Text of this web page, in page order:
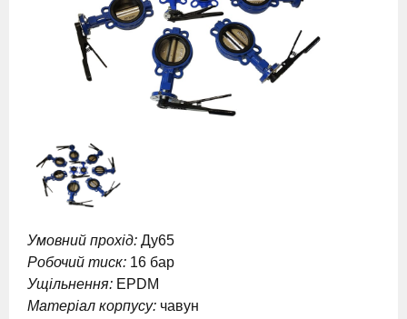
Умовний прохід: Ду65
Робочий тиск: 16 бар
Ущільнення: EPDM
Матеріал корпусу: чавун